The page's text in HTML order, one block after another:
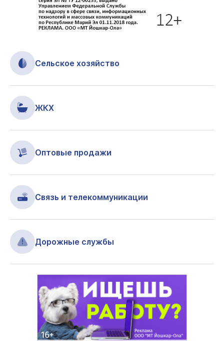
Сельское хозяйство
ЖКХ
Оптовые продажи
Связь и телекоммуникации
Дорожные службы